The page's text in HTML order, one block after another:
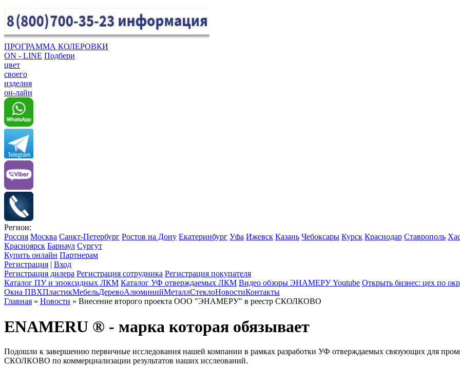
ПРОГРАММА КОЛЕРОВКИ
ON - LINE Подбери
цвет
своего
изделия
он-лайн
Регион:
Россия Москва Санкт-Петербург Ростов на Дону Екатеринбург Уфа Ижевск Казань Чебоксары Курск Краснодар Ставрополь
Красноярск Барнаул Сургут
Купить онлайн Партнерам
Регистрация | Вход
Регистрация дилера Регистрация сотрудника Регистрация покупателя
Каталог ПУ и эпоксидных ЛКМ Каталог УФ отверждаемых ЛКМ Видео обзоры ЭНАМЕРУ Youtube Открыть бизнес: цех по
Окна ПВХПластикМебельДеревоАлюминийМеталлСтеклоНовостиКонтакты
Главная » Новости » Внесение второго проекта ООО "ЭНАМЕРУ" в реестр СКОЛКОВО
ENAMERU ® - марка которая обязывает
Подошли к завершению первичные исследования нашей компании в рамках разработки УФ отверждаемых связующих для
СКОЛКОВО по коммерциализации результатов наших исслеований.